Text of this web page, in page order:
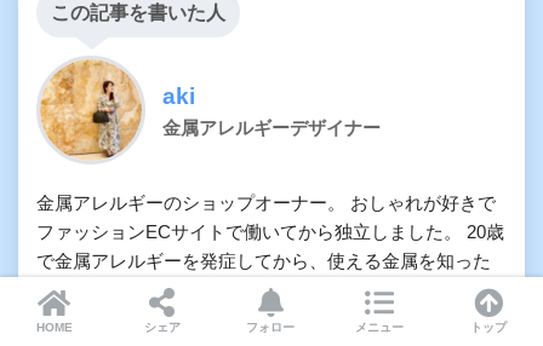
この記事を書いた人
aki
金属アレルギーデザイナー
金属アレルギーのショップオーナー。 おしゃれが好きで
ファッションECサイトで働いてから独立しました。 20歳
で金属アレルギーを発症してから、使える金属を知った
のは20代が終わった頃。 もっと早く知りたかったけど、
金属アレルギーでも使える素材に出会ったことで、おし
HOME シェア フォロー メニュー トップ